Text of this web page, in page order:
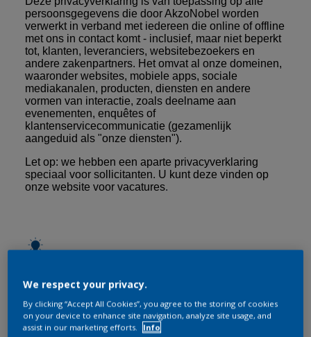
persoonsgegevens die door AkzoNobel worden
verwerkt in verband met iedereen die online of offline
met ons in contact komt - inclusief, maar niet beperkt
tot, klanten, leveranciers, websitebezoekers en
andere zakenpartners. Het omvat al onze domeinen,
waaronder websites, mobiele apps, sociale
mediakanalen, producten, diensten en andere
vormen van interactie, zoals deelname aan
evenementen, enquêtes of
klantenservicecommunicatie (gezamenlijk
aangeduid als "onze diensten").
Let op: we hebben een aparte privacyverklaring
speciaal voor sollicitanten. U kunt deze vinden op
onze website voor vacatures.
"Persoonsgegevens" betekent alle informatie die
betrekking heeft op u als individu en u direct of
indirect kan identificeren. Dit kunnen voor de hand
We respect your privacy.
By clicking “Accept All Cookies”, you agree to the storing of cookies
on your device to enhance site navigation, analyze site usage, and
assist in our marketing efforts.
Info